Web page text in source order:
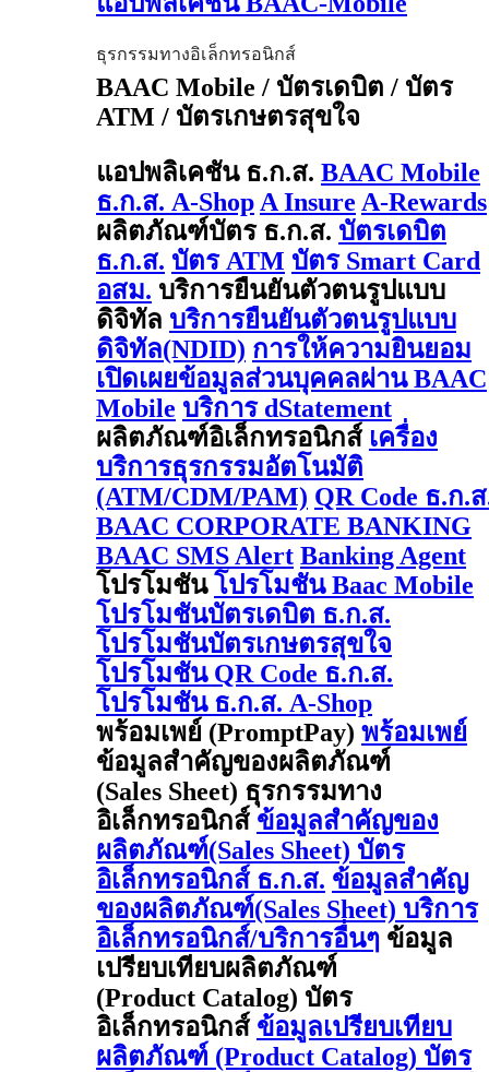
ธุรกรรมทางอิเล็กทรอนิกส์
BAAC Mobile / บัตรเดบิต / บัตร
ATM / บัตรเกษตรสุขใจ
แอปพลิเคชัน ธ.ก.ส. BAAC Mobile
ธ.ก.ส. A-Shop A Insure A-Rewards
ผลิตภัณฑ์บัตร ธ.ก.ส. บัตรเดบิต
ธ.ก.ส. บัตร ATM บัตร Smart Card
อสม. บริการยืนยันตัวตนรูปแบบ
ดิจิทัล บริการยืนยันตัวตนรูปแบบ
ดิจิทัล(NDID) การให้ความยินยอม
เปิดเผยข้อมูลส่วนบุคคลผ่าน BAAC
Mobile บริการ dStatement
ผลิตภัณฑ์อิเล็กทรอนิกส์ เครื่อง
บริการธุรกรรมอัตโนมัติ
(ATM/CDM/PAM) QR Code ธ.ก.
BAAC CORPORATE BANKING
BAAC SMS Alert Banking Agent
โปรโมชัน โปรโมชัน Baac Mobile
โปรโมชันบัตรเดบิต ธ.ก.ส.
โปรโมชันบัตรเกษตรสุขใจ
โปรโมชัน QR Code ธ.ก.ส.
โปรโมชัน ธ.ก.ส. A-Shop
พร้อมเพย์ (PromptPay) พร้อมเพย์
ข้อมูลสำคัญของผลิตภัณฑ์
(Sales Sheet) ธุรกรรมทาง
อิเล็กทรอนิกส์ ข้อมูลสำคัญของ
ผลิตภัณฑ์(Sales Sheet) บัตร
อิเล็กทรอนิกส์ ธ.ก.ส. ข้อมูลสำคัญ
ของผลิตภัณฑ์(Sales Sheet) บริการ
อิเล็กทรอนิกส์/บริการอื่นๆ ข้อมูล
เปรียบเทียบผลิตภัณฑ์
(Product Catalog) บัตร
อิเล็กทรอนิกส์ ข้อมูลเปรียบเทียบ
ผลิตภัณฑ์ (Product Catalog) บัตร